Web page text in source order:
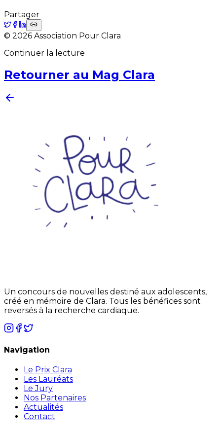
Partager
© 2026 Association Pour Clara
Continuer la lecture
Retourner au Mag Clara
Un concours de nouvelles destiné aux adolescents,
créé en mémoire de Clara. Tous les bénéfices sont
reversés à la recherche cardiaque.
Navigation
Le Prix Clara
Les Lauréats
Le Jury
Nos Partenaires
Actualités
Contact